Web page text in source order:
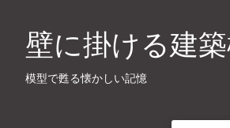
壁に掛ける建
模型で甦る懐かしい記憶